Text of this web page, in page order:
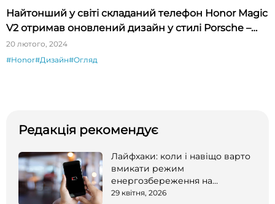
Найтонший у світі складаний телефон Honor Magic
V2 отримав оновлений дизайн у стилі Porsche –
огляд
20 лютого, 2024
#Honor#Дизайн#Огляд
Редакція рекомендує
Лайфхаки: коли і навіщо варто
вмикати режим
енергозбереження на
смартфоні
29 квітня, 2026